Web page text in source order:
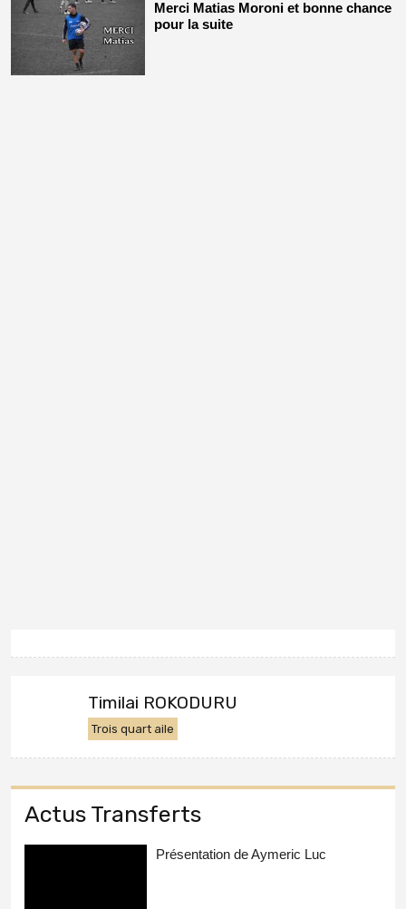
Merci Matias Moroni et bonne chance
pour la suite
Timilai ROKODURU
Trois quart aile
Actus Transferts
Présentation de Aymeric Luc